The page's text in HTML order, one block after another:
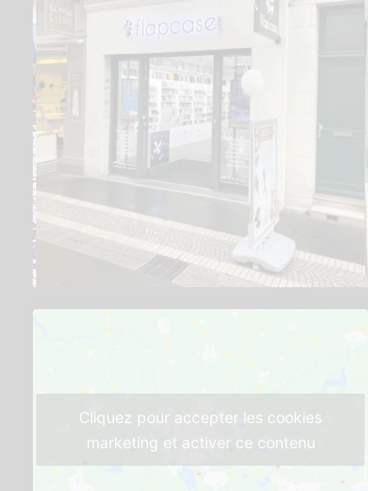
Cliquez pour accepter les cookies
marketing et activer ce contenu